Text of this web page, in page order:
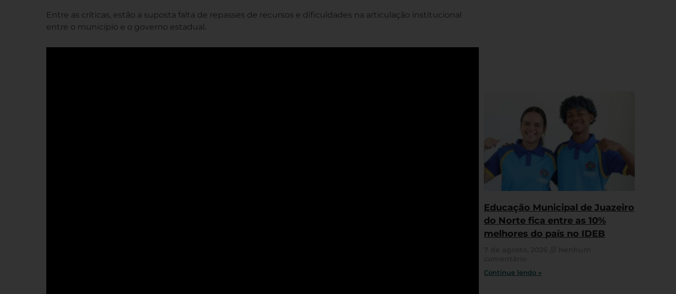
Entre as críticas, estão a suposta falta de repasses de recursos e dificuldades na articulação institucional
entre o município e o governo estadual.
Educação Municipal de Juazeiro
do Norte fica entre as 10%
melhores do país no IDEB
Continue lendo »